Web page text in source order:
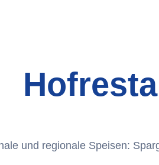
und regionale Speisen: